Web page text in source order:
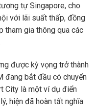
tự Singapore, cho
với lãi suất thấp, đồng
tham gia thông qua các
được kỳ vọng trở thành
đang bắt đầu có chuyển
City là một ví dụ điển
hiện đã hoàn tất nghĩa